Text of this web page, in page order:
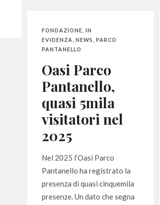
FONDAZIONE IN
EVIDENZA
NEWS
PARCO
PANTANELLO
Oasi Parco
Pantanello,
quasi 5mila
visitatori nel
2025
Nel 2025 l’Oasi Parco
Pantanello ha registrato la
presenza di quasi cinquemila
presenze. Un dato che segna